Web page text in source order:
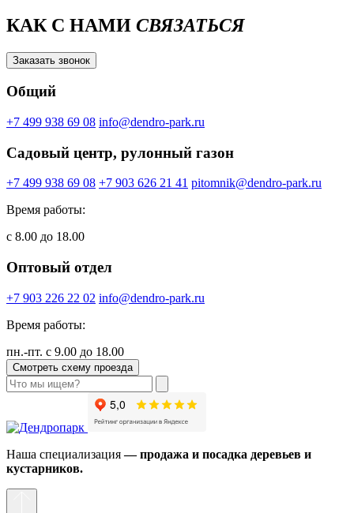
КАК С НАМИ СВЯЗАТЬСЯ
Заказать звонок
Общий
+7 499 938 69 08 info@dendro-park.ru
Садовый центр, рулонный газон
+7 499 938 69 08 +7 903 626 21 41 pitomnik@dendro-park.ru
Время работы:
с 8.00 до 18.00
Оптовый отдел
+7 903 226 22 02 info@dendro-park.ru
Время работы:
пн.-пт. с 9.00 до 18.00
Смотреть схему проезда
Наша специализация— продажа и посадка деревьев и
кустарников.